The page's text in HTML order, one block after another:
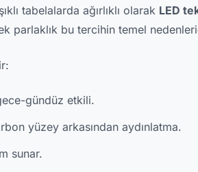
tabelalarda ağırlıklı olarak LED
parlaklık bu tercihin temel
gündüz etkili.
yüzey arkasından aydınlatma.
sunar.